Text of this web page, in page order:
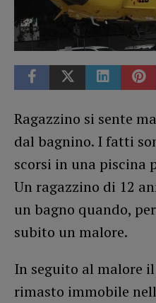
Ragazzino si sente
dal bagnino. I fatti
scorsi in una piscina
Un ragazzino di 12
un bagno quando,
subito un malore.
In seguito al malore
rimasto immobile